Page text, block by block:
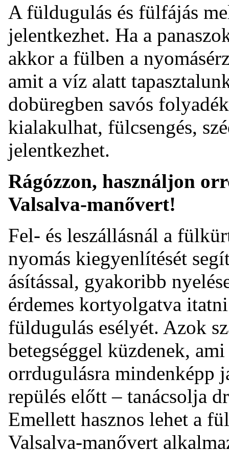
A füldugulás és fülfájás
jelentkezhet. Ha a
akkor a fülben a
amit a víz alatt
dobüregben savós
kialakulhat, fülcsengés,
jelentkezhet.
Rágózzon, használjon
Valsalva-manővert!
Fel- és leszállásnál a
nyomás kiegyenlítését
ásítással, gyakoribb
érdemes kortyolgatva
füldugulás esélyét. Azok
betegséggel küzdenek,
orrdugulásra mindenképp
repülés előtt – tanácsolja
Emellett hasznos lehet a
Valsalva-manővert